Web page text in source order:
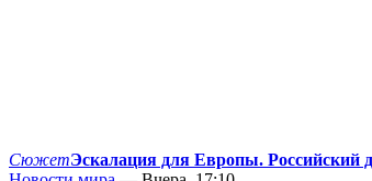
СюжетЭскалация для Европы. Российский